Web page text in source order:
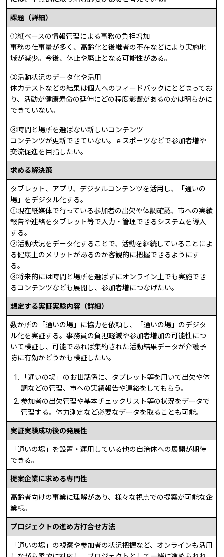
課題（詳細）
①紙ベースの情報管理による事務の負担増加
事務の仕事量が多く、高齢化と後継者の不在などにより実施地
域が減少。今後、休止や廃止となる可能性がある。
②活動状況のデータ化や活用
体力テストなどの結果は個人へのフィードバックにとどまってお
り、活動が健康寿命の延伸にどの程度影響があるのかは明らかに
できていない。
③時間と場所を選ばない新しいコンテンツ
コンテンツが更新できていない。ｅスポーツなどで参加者増や
交流促進を目指したい。
求める解決策
タブレット、アプリ、デジタルコンテンツを活用し、「通いの
場」をデジタル化する。
①現在紙媒体で行っている参加者の出欠や体調確認、市への実績
報告や連絡をタブレット等で入力・管理できるシステムを導入
する。
②活動状況をデータ化することで、活動を継続していることによ
る健康上のメリットがあるのか客観的に把握できるようにす
る。
③将来的には時間と場所を選ばずにオンライン上でも実施でき
るコンテンツなども展開し、参加者増につなげたい。
想定する実証実験内容（詳細）
数か所の「通いの場」に協力を依頼し、「通いの場」のデジタ
ル化を実証する。事務員の負担軽減や参加者増加の可能性につ
いて検証し、可能であれば集約された活動結果データが介護予
防に有効かどうかも検証したい。
「通いの場」のお世話係に、タブレット等を用いて出欠や体
調などの管理、市への実績報告や連絡をしてもらう。
参加者の出欠管理や基本チェックリスト等の状況をデータで
管理する。体力測定など必要なデータを取ることも可能。
実証実験成功後の発展性
「通いの場」を設置・運用している他の自治体への展開が期待
できる。
提案企業に求める専門性
高齢者向けの事業に理解があり、様々な視点での提案が可能な企
業様。
プロジェクトの進め方打合せ方法
「通いの場」の視察や参加者の状況把握など、オンラインも活用